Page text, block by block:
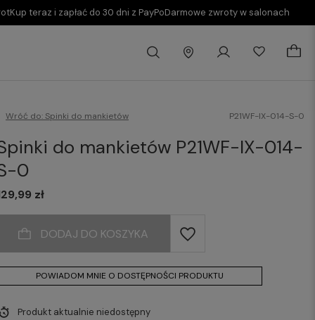
Kup teraz i zapłać do 30 dni z PayPoDarmowe zwroty w salonach
Wróć do:Spinki do mankietów P21WF-IX-014-S-0
do mankietów P21WF-IX-014-
0
zł
DODAJ DO KOSZYKA
POWIADOM MNIE O DOSTĘPNOŚCI PRODUKTU
Produkt aktualnie niedostępny